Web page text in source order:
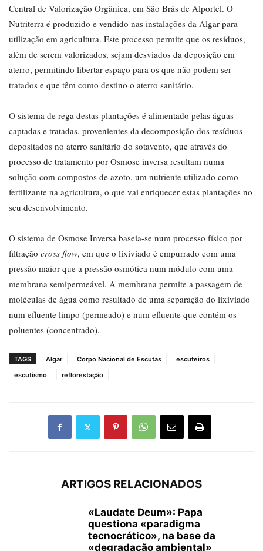
Central de Valorização Orgânica, em São Brás de Alportel. O
Nutriterra é produzido e vendido nas instalações da Algar para
utilização em agricultura. Este processo permite que os resíduos,
além de serem valorizados, sejam desviados da deposição em
aterro, permitindo libertar espaço para os que não podem ser
tratados e que têm como destino o aterro sanitário.
O sistema de rega destas plantações é alimentado pelas águas
captadas e tratadas, provenientes da decomposição dos resíduos
depositados no aterro sanitário do sotavento, que através do
processo de tratamento por Osmose inversa resultam numa
solução com compostos de azoto, um nutriente utilizado como
fertilizante na agricultura, o que vai enriquecer estas plantações no
seu desenvolvimento.
O sistema de Osmose Inversa baseia-se num processo físico por
filtração cross flow, em que o lixiviado é empurrado com uma
pressão maior que a pressão osmótica num módulo com uma
membrana semipermeável. A membrana permite a passagem de
moléculas de água como resultado de uma separação do lixiviado
num efluente limpo (permeado) e num efluente que contém os
poluentes (concentrado).
TAGS Algar Corpo Nacional de Escutas
escuteiros
escutismo
reflorestação
ARTIGOS RELACIONADOS
«Laudate Deum»: Papa
questiona «paradigma
tecnocrático», na base da
«degradação ambiental»